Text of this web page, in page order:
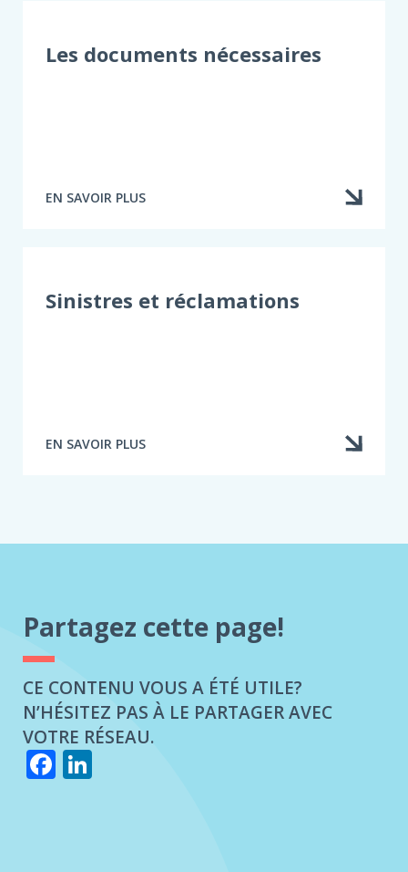
À
UNE
Les documents nécessaires
EN SAVOIR PLUS
À
NÉCESSAIRES
Sinistres et réclamations
EN SAVOIR PLUS
À
Partagez cette page!
CE CONTENU VOUS A ÉTÉ UTILE?
N’HÉSITEZ PAS À LE PARTAGER AVEC
VOTRE RÉSEAU.
Facebook